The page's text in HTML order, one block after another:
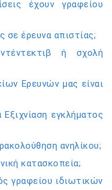
έχουν γραφείου
σε έρευνα απιστίας;
ή σχολή
Ερευνών μας είναι
εγκλήματος
ανηλίκου;
κατασκοπεία;
γραφείου ιδιωτικών